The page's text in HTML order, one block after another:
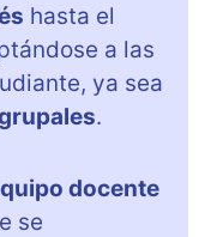
hasta el
a las
ya sea
.
docente
se